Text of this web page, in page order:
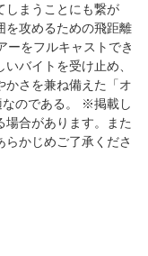
しまうことにも繋が
を攻めるための飛距離
ーをフルキャストでき
バイトを受け止め、
かさを兼ね備えた「オ
なのである。 ※掲載し
場合があります。また
かじめご了承くださ